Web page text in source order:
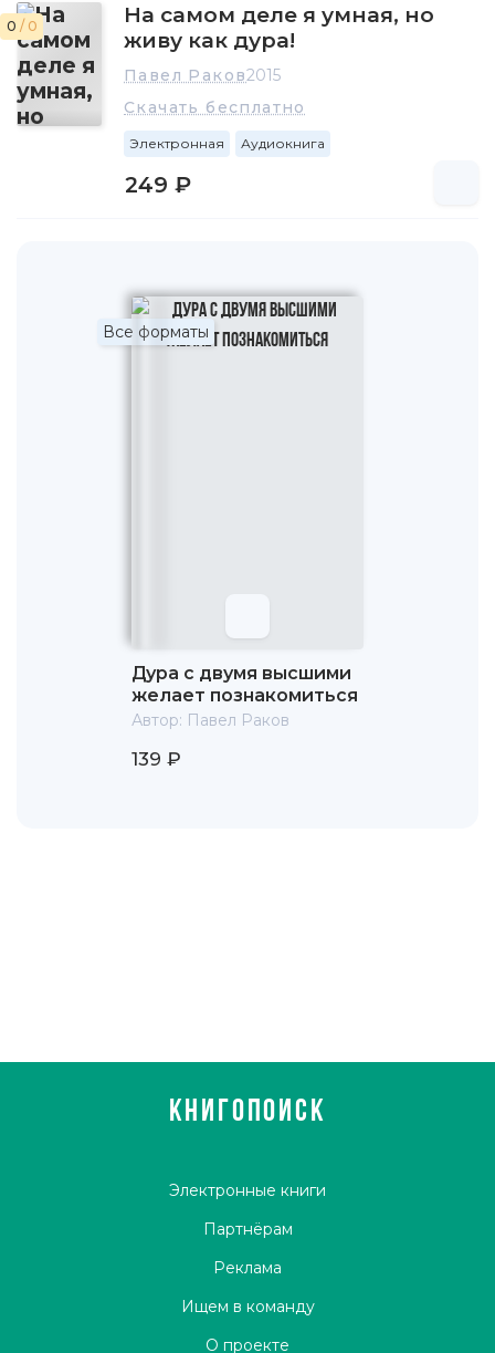
0 / 0
На самом деле я умная, но
живу как дура!
Павел Раков2015
Скачать бесплатно
Электронная Аудиокнига
249 ₽
Все форматы
Дура с двумя высшими
желает познакомиться
Автор: Павел Раков
139 ₽
КНИГОПОИСК
Электронные книги
Партнёрам
Реклама
Ищем в команду
О проекте